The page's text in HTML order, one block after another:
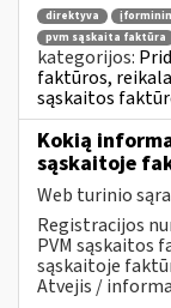
direktyva
pvm sąskaita faktūra
kategorijos:
faktūros,
sąskaitos
Kokią
sąskaitoje
Web turinio
Registracijos
PVM sąskaitos
sąskaitoje
Atvejis /